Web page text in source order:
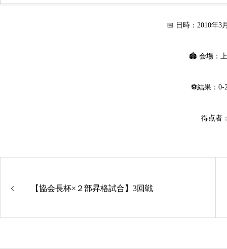
📅 日時：2010年3
🏟 会場：
⚽結果：0-
得点者
【協会長杯×２部昇格試合】3回戦